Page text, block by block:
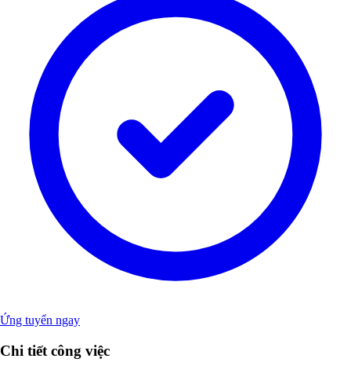
Ứng tuyển ngay
Chi tiết công việc